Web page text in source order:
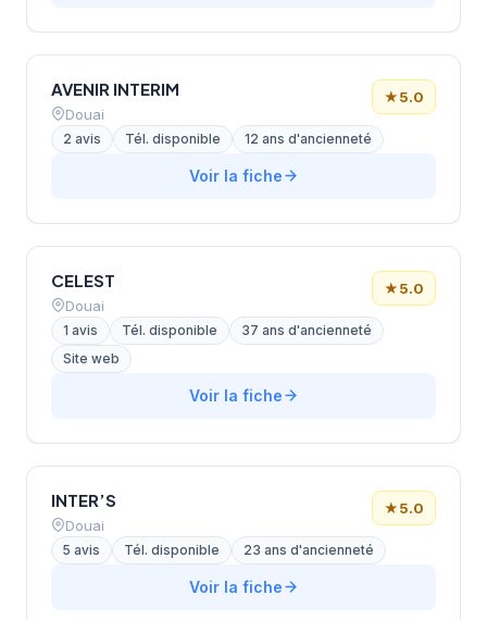
AVENIR INTERIM
Douai
★5.0
2 avis Tél. disponible 12 ans d'ancienneté
Voir la fiche
CELEST
Douai
★5.0
1 avis Tél. disponible
37 ans d'ancienneté
Site web
Voir la fiche
INTER’S
Douai
★5.0
5 avis Tél. disponible 23 ans d'ancienneté
Voir la fiche